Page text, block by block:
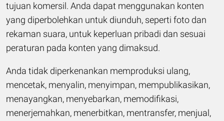
tujuan komersil. Anda dapat menggunakan konten
yang diperbolehkan untuk diunduh, seperti foto dan
rekaman suara, untuk keperluan pribadi dan sesuai
peraturan pada konten yang dimaksud.
Anda tidak diperkenankan memproduksi ulang,
mencetak, menyalin, menyimpan, mempublikasikan,
menayangkan, menyebarkan, memodifikasi,
menerjemahkan, menerbitkan, mentransfer, menjual,